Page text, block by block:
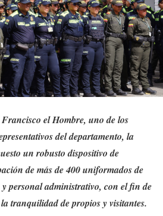
el Hombre, uno de los
del departamento, la
un robusto dispositivo de
de más de 400 uniformados de
y personal administrativo, con el fin de
tranquilidad de propios y visitantes.